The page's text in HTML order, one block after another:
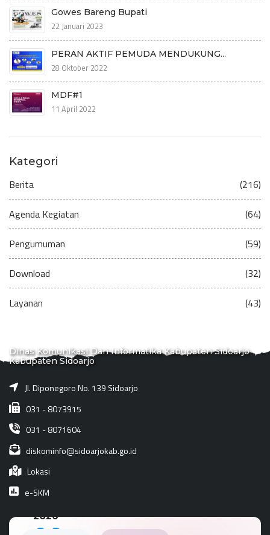
Gowes Bareng Bupati
22 Januari 2023
PERAN AKTIF PEMUDA MENDUKUNG...
28 Oktober 2022
MDF#1
11 April 2022
Kategori
Berita (216)
Agenda Kegiatan (64)
Pengumuman (59)
Download (32)
Layanan (43)
Dinas Komunikasi Dan Informatika Kabupaten Sidoarjo
Kabupaten Sidoarjo
Jl. Diponegoro No. 139 Sidoarjo
031 - 8073915
031 - 8071604
diskominfo@sidoarjokab.go.id
Lokasi
e-SKM